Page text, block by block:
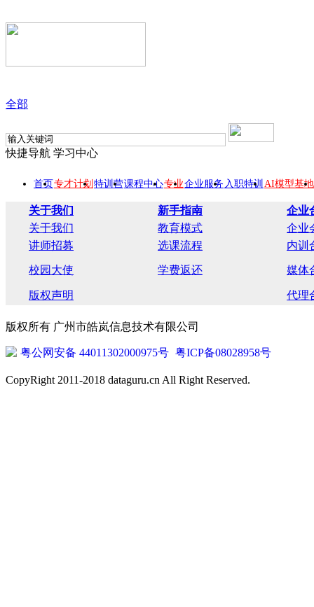
全部
快捷导航 学习中心
首页专才计划 特训营课程中心专业企业服务 入职特训 AI模型基地
关于我们 新手指南
企业
关于我们
教育模式
企业
讲师招募
选课流程 内训
校园大使 学费返还 媒体
版权声明 代理
版权所有 广州市皓岚信息技术有限公司
粤公网安备 44011302000975号 粤ICP备08028958号
CopyRight 2011-2018 dataguru.cn All Right Reserved.